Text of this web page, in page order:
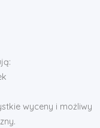
wyceny i możliwy